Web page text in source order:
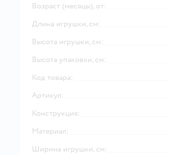
Возраст (месяцы), от:
Длина игрушки, см:
Высота игрушки, см:
Высота упаковки, см:
Код товара:
Артикул:
Конструкция:
Материал:
Ширина игрушки, см: